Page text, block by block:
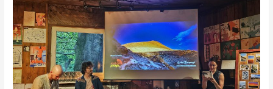
Praga
na
Spotkaniu
autorskim
z
Krystianem